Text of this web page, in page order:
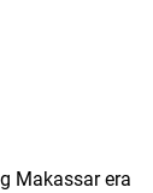
Makassar era